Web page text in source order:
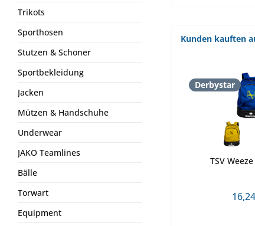
Trikots
Sporthosen
Stutzen & Schoner
Sportbekleidung
Jacken
Mützen & Handschuhe
Underwear
JAKO Teamlines
Bälle
Torwart
Equipment
Kunden kauften
Derbystar
TSV